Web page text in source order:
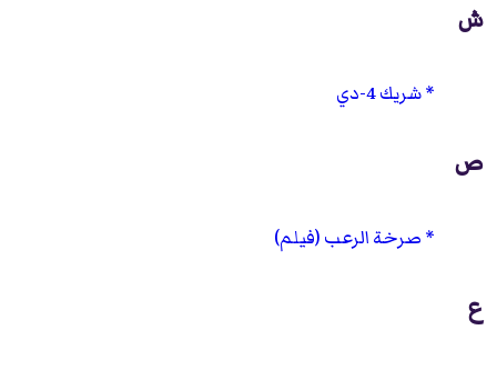
ش
شريك 4-دي
ص
صرخة الرعب (فيلم)
ع